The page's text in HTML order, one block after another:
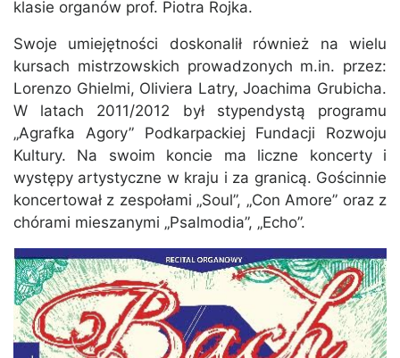
klasie organów prof. Piotra Rojka.
Swoje umiejętności doskonalił również na wielu
kursach mistrzowskich prowadzonych m.in. przez:
Lorenzo Ghielmi, Oliviera Latry, Joachima Grubicha.
W latach 2011/2012 był stypendystą programu
„Agrafka Agory” Podkarpackiej Fundacji Rozwoju
Kultury. Na swoim koncie ma liczne koncerty i
występy artystyczne w kraju i za granicą. Gościnnie
koncertował z zespołami „Soul”, „Con Amore” oraz z
chórami mieszanymi „Psalmodia”, „Echo”.